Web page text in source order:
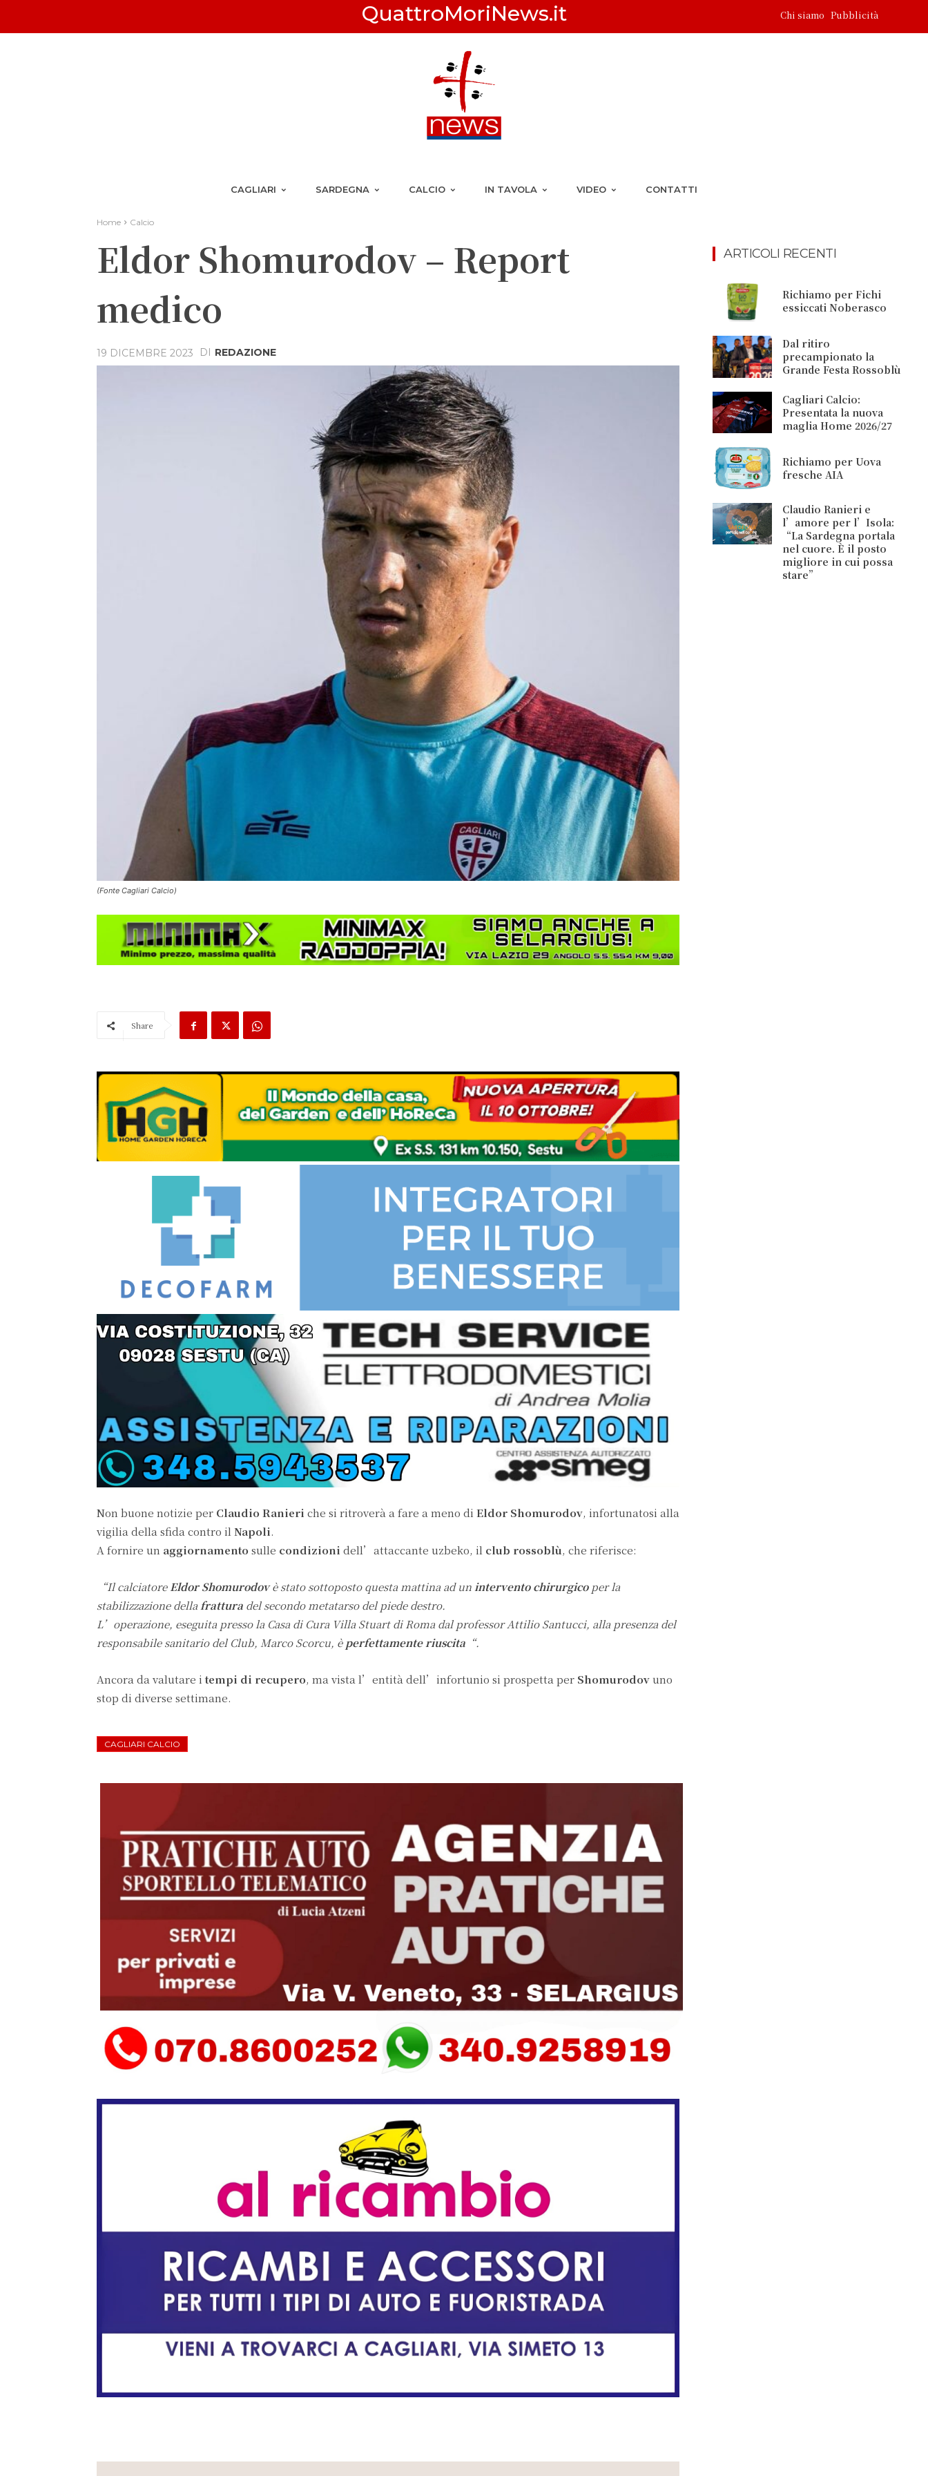
QuattroMoriNews.it Chi siamo Pubblicità
CAGLIARI SARDEGNA CALCIO IN TAVOLA VIDEO CONTATTI
Home Calcio
Eldor Shomurodov – Report
medico
19 DICEMBRE 2023 DI REDAZIONE
(Fonte Cagliari Calcio)
Share
Non buone notizie per Claudio Ranieri che si ritroverà a fare a meno di Eldor Shomurodov, infortunatosi alla
vigilia della sfida contro il Napoli.
A fornire un aggiornamento sulle condizioni dell’attaccante uzbeko, il club rossoblù, che riferisce:
“Il calciatore Eldor Shomurodovè stato sottoposto questa mattina ad un intervento chirurgico per la
stabilizzazione della frattura del secondo metatarso del piede destro.
L’operazione, eseguita presso la Casa di Cura Villa Stuart di Roma dal professor Attilio Santucci, alla presenza del
responsabile sanitario del Club, Marco Scorcu, è perfettamente riuscita “.
Ancora da valutare itempi di recupero, ma vista l’entità dell’infortunio si prospetta per Shomurodovuno
stop di diverse settimane.
CAGLIARI CALCIO
ARTICOLI RECENTI
Richiamo per Fichi
essiccati Noberasco
Dal ritiro
precampionato la
Grande Festa Rossoblù
Cagliari Calcio:
Presentata la nuova
maglia Home 2026/27
Richiamo per Uova
fresche AIA
Claudio Ranieri e
l’amore per l’Isola:
“La Sardegna portala
nel cuore. È il posto
migliore in cui possa
stare”